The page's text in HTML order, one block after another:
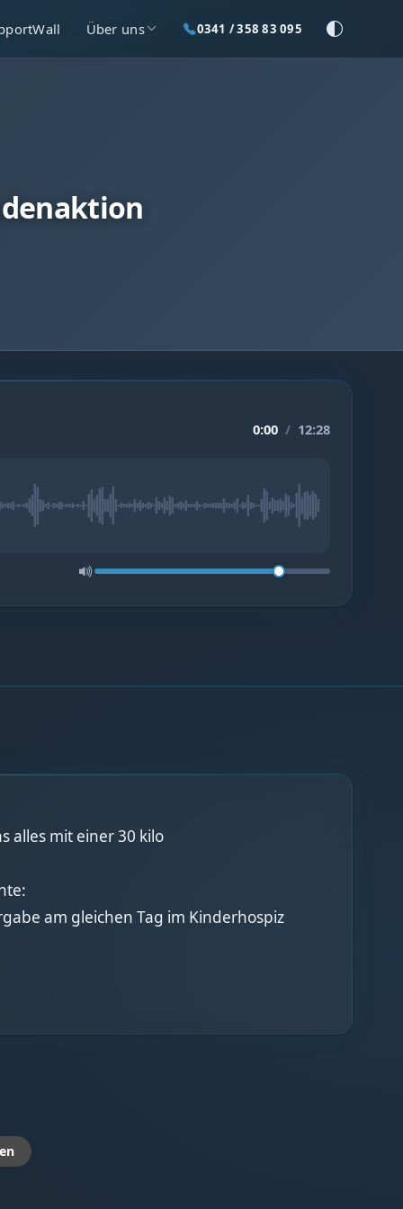
Über uns 0341 / 358 83 095
0:00 / 12:28
alles mit einer 30 kilo
am gleichen Tag im Kinderhospiz